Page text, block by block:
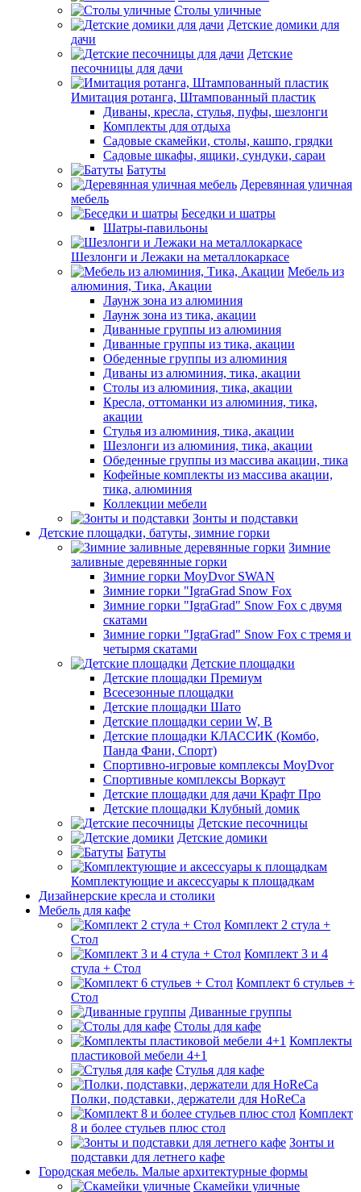
Столы уличные
Детские домики для
дачи
Детские
песочницы для дачи
Имитация ротанга, Штампованный пластик
Диваны, кресла, стулья, пуфы, шезлонги
Комплекты для отдыха
Садовые скамейки, столы, кашпо, грядки
Садовые шкафы, ящики, сундуки, сараи
Батуты
Деревянная уличная
мебель
Беседки и шатры
Шатры-павильоны
Шезлонги и Лежаки на металлокаркасе
Мебель из
алюминия, Тика, Акации
Лаунж зона из алюминия
Лаунж зона из тика, акации
Диванные группы из алюминия
Диванные группы из тика, акации
Обеденные группы из алюминия
Диваны из алюминия, тика, акации
Столы из алюминия, тика, акации
Кресла, оттоманки из алюминия, тика,
акации
Стулья из алюминия, тика, акации
Шезлонги из алюминия, тика, акации
Обеденные группы из массива акации, тика
Кофейные комплекты из массива акации,
тика, алюминия
Коллекции мебели
Зонты и подставки
Детские площадки, батуты, зимние горки
Зимние
заливные деревянные горки
Зимние горки MoyDvor SWAN
Зимние горки "IgraGrad Snow Fox
Зимние горки "IgraGrad" Snow Fox с двумя
скатами
Зимние горки "IgraGrad" Snow Fox с тремя и
четырмя скатами
Детские площадки
Детские площадки Премиум
Всесезонные площадки
Детские площадки Шато
Детские площадки серии W, В
Детские площадки КЛАССИК (Комбо,
Панда Фани, Спорт)
Спортивно-игровые комплексы MoyDvor
Спортивные комплексы Воркаут
Детские площадки для дачи Крафт Про
Детские площадки Клубный домик
Детские песочницы
Детские домики
Батуты
Комплектующие и аксессуары к площадкам
Дизайнерские кресла и столики
Мебель для кафе
Комплект 2 стула +
Стол
Комплект 3 и 4
стула + Стол
Комплект 6 стульев +
Стол
Диванные группы
Столы для кафе
Комплекты
пластиковой мебели 4+1
Стулья для кафе
Полки, подставки, держатели для HoReCa
Комплект
8 и более стульев плюс стол
Зонты и
подставки для летнего кафе
Городская мебель. Малые архитектурные формы
Скамейки уличные